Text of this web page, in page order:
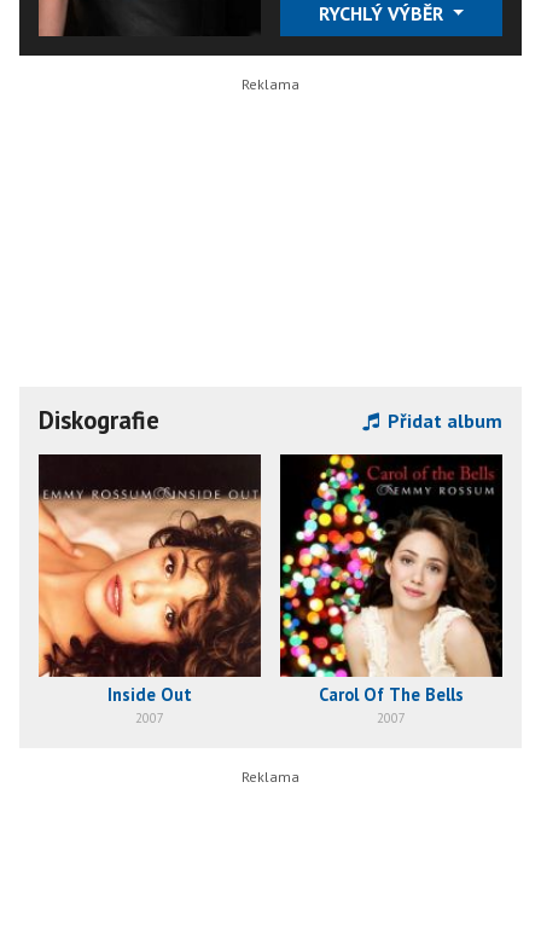
RYCHLÝ VÝBĚR
Diskografie Přidat album
Inside Out
2007
Carol Of The Bells
2007